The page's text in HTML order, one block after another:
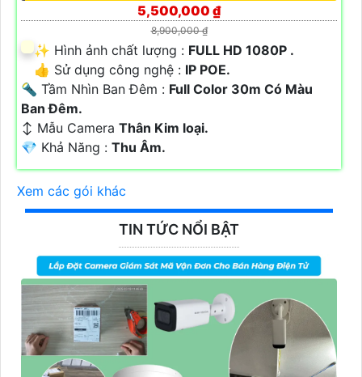
5,500,000 ₫
8,900,000 ₫
✨ Hình ảnh chất lượng : FULL HD 1080P .
👍 Sử dụng công nghệ : IP POE.
🔦 Tầm Nhìn Ban Đêm : Full Color 30m Có Màu
Ban Ðêm.
↕️ Mẫu Camera Thân Kim loại.
️💎 Khả Năng : Thu Âm.
Xem các gói khác
TIN TỨC NỔI BẬT